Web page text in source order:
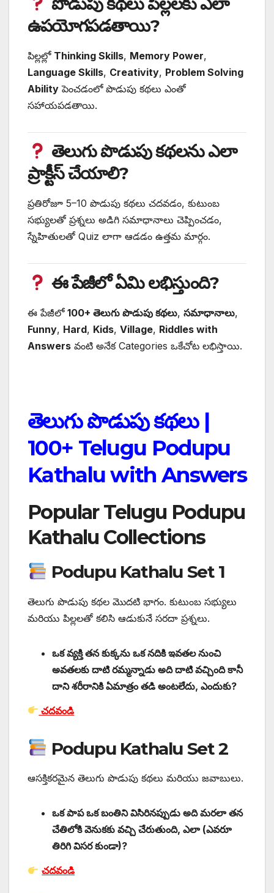
ఉపయోగపడతాయి?
పిల్లల్లో Thinking Skills, Memory Power,
Language Skills, Creativity, Problem Solving
Ability పెంచడంలో పొడుపు కథలు ఎంతో
సహాయపడతాయి.
తెలుగు పొడుపు కథలను ఎలా
ప్రాక్టీస్ చేయాలి?
ప్రతిరోజూ 5–10 పొడుపు కథలు చదవడం, కుటుంబ
సభ్యులతో ప్రశ్నలు అడిగి సమాధానాలు చెప్పించడం,
స్నేహితులతో Quiz లాగా ఆడడం ఉత్తమ మార్గం.
ఈ పేజీలో ఏమి లభిస్తుంది?
ఈ పేజీలో 100+ తెలుగు పొడుపు కథలు, సమాధానాలు,
Funny, Hard, Kids, Village, Riddles with
Answers వంటి అనేక Categories ఒకేచోట లభిస్తాయి.
తెలుగు పొడుపు కథలు |
100+ Telugu Podupu
Kathalu with Answers
Popular Telugu Podupu
Kathalu Collections
Podupu Kathalu Set 1
తెలుగు పొడుపు కథల మొదటి భాగం. కుటుంబ సభ్యులు
మరియు పిల్లలతో కలిసి ఆడుకునే సరదా ప్రశ్నలు.
ఒక వ్యక్తి తన కుక్కను ఒక నదికి ఇవతల నుంచి
అవతలకు దాటి రమ్మన్నాడు అది దాటి వచ్చింది కానీ
దాని శరీరానికి ఏమాత్రం తడి అంటలేదు, ఎందుకు?
చదవండి
Podupu Kathalu Set 2
ఆసక్తికరమైన తెలుగు పొడుపు కథలు మరియు జవాబులు.
ఒక పాప ఒక బంతిని విసిరినప్పుడు అది మరలా తన
చేతిలోకి వెనుకకు వచ్చి చేరుతుంది, ఎలా (ఎవరూ
తిరిగి విసర కుండా)?
చదవండి